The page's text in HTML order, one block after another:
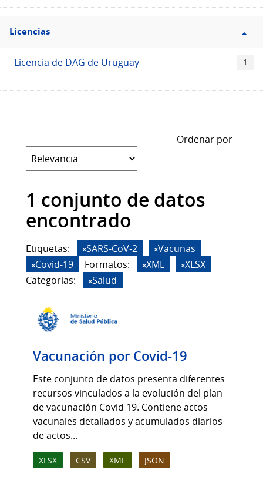
Filtro
Licencias
Licencias
Licencia de DAG de Uruguay 1
Ordenar por
1 conjunto de datos
encontrado
Etiquetas: SARS-CoV-2
Vacunas
Covid-19
Formatos: XML
XLSX
Categorias:
Salud
Vacunación por Covid-19
Este conjunto de datos presenta diferentes
recursos vinculados a la evolución del plan
de vacunación Covid 19. Contiene actos
vacunales detallados y acumulados diarios
de actos...
XLSX CSV XML JSON